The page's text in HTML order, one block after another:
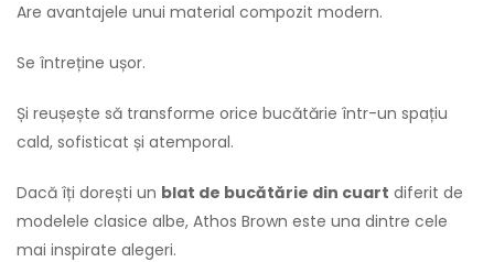
Are avantajele unui material compozit modern.
Se întreține ușor.
Și reușește să transforme orice bucătărie într-un spațiu
cald, sofisticat și atemporal.
Dacă îți dorești un blat de bucătărie din cuart diferit de
modelele clasice albe, Athos Brown este una dintre cele
mai inspirate alegeri.